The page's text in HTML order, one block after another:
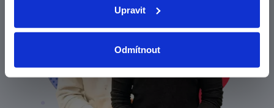
Upravit
Odmítnout